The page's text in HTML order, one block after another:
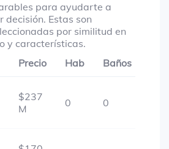
para ayudarte a
decisión. Estas son
por similitud en
y características.
Precio Hab Baños
$237
M
0 0